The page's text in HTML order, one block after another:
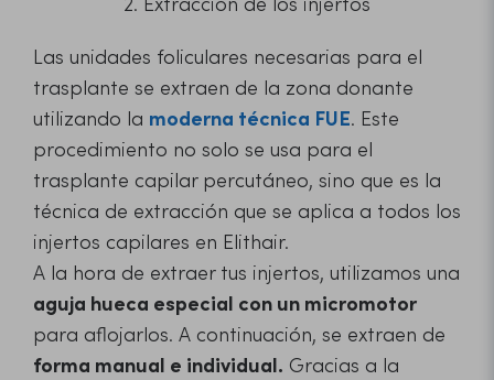
Las unidades foliculares necesarias para el
trasplante se extraen de la zona donante
utilizando la moderna técnica FUE. Este
procedimiento no solo se usa para el
trasplante capilar percutáneo, sino que es la
técnica de extracción que se aplica a todos los
injertos capilares en Elithair.
A la hora de extraer tus injertos, utilizamos una
aguja hueca especial con un micromotor
para aflojarlos. A continuación, se extraen de
forma manual e individual. Gracias a la